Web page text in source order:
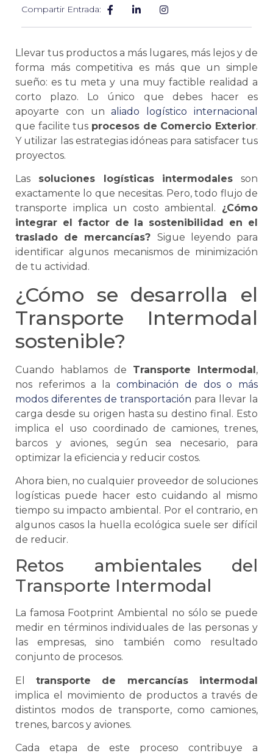
Compartir Entrada:
Llevar tus productos a más lugares, más lejos y de
forma más competitiva es más que un simple
sueño: es tu meta y una muy factible realidad a
corto plazo. Lo único que debes hacer es
apoyarte con unaliado logístico internacional
que facilite tus procesos de Comercio Exterior.
Y utilizar las estrategias idóneas para satisfacer tus
proyectos.
Las soluciones logísticas intermodales son
exactamente lo que necesitas. Pero, todo flujo de
transporte implica un costo ambiental. ¿Cómo
integrar el factor de la sostenibilidad en el
traslado de mercancías? Sigue leyendo para
identificar algunos mecanismos de minimización
de tu actividad.
¿Cómo se desarrolla el
Transporte Intermodal
sostenible?
Cuando hablamos de Transporte Intermodal,
nos referimos a la combinación de dos o más
modos diferentes de transportación para llevar la
carga desde su origen hasta su destino final. Esto
implica el uso coordinado de camiones, trenes,
barcos y aviones, según sea necesario, para
optimizar la eficiencia y reducir costos.
Ahora bien, no cualquier proveedor de soluciones
logísticas puede hacer esto cuidando al mismo
tiempo su impacto ambiental. Por el contrario, en
algunos casos la huella ecológica suele ser difícil
de reducir.
Retos ambientales del
Transporte Intermodal
La famosa Footprint Ambiental no sólose puede
medir en términos individuales de las personas y
las empresas, sino también como resultado
conjunto de procesos.
El transporte de mercancías intermodal
implica el movimiento de productos a través de
distintos modos de transporte, como camiones,
trenes, barcos y aviones.
Cada etapa de este proceso contribuye a